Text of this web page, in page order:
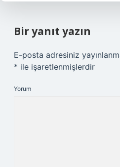
Bir yanıt yazın
E-posta adresiniz
* ile işaretlenmişlerdir
Yorum